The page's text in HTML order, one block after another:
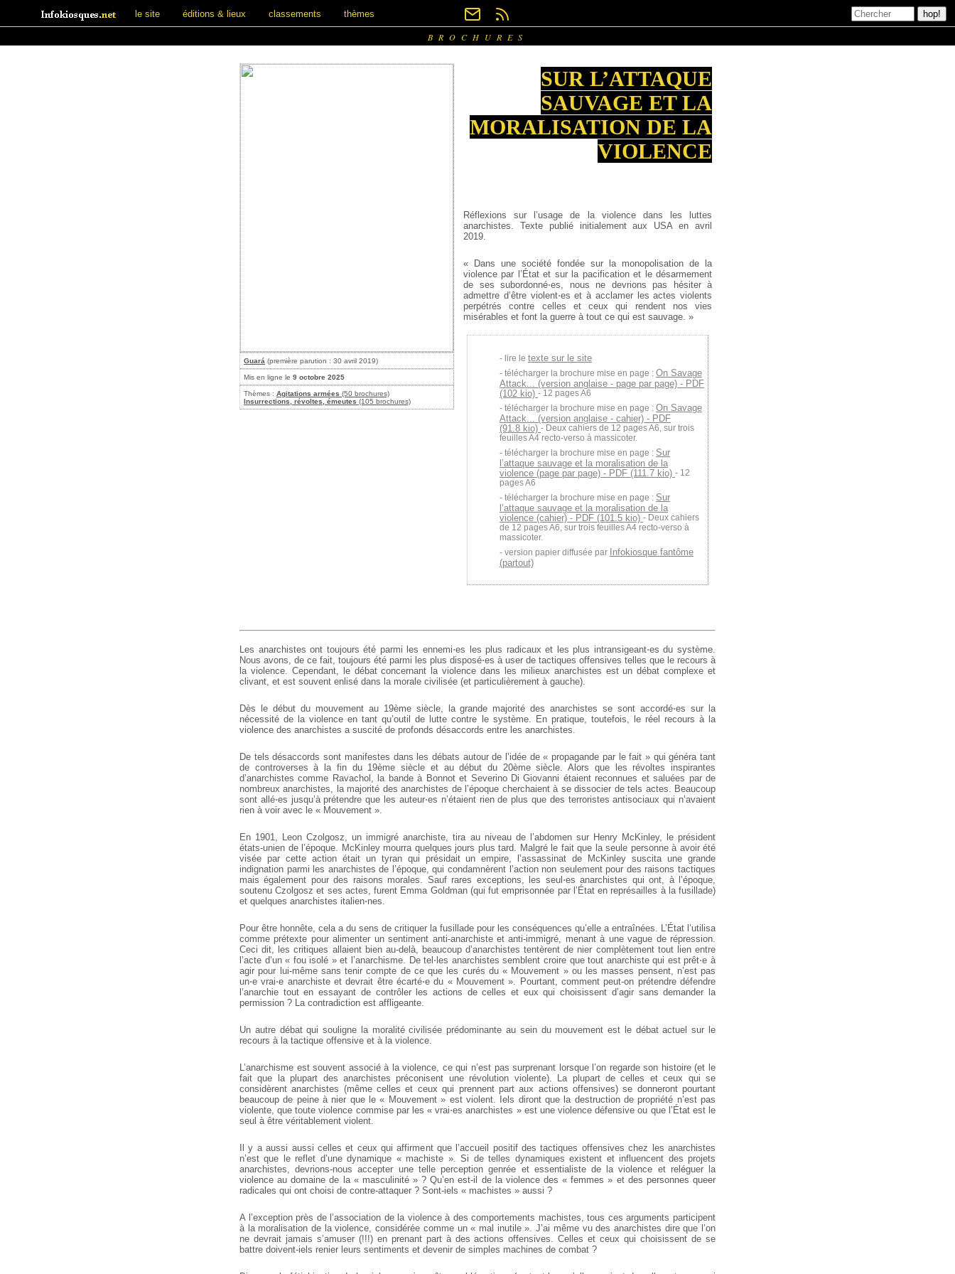
le site éditions & lieux classements thèmes
BROCHURES
Guará (première parution : 30 avril 2019)
Mis en ligne le 9 octobre 2025
Thèmes : Agitations armées (50 brochures)
Insurrections, révoltes, émeutes (105 brochures)
SUR L’ATTAQUE
SAUVAGE ET LA
MORALISATION DE LA
VIOLENCE
Réflexions sur l’usage de la violence dans les luttes
anarchistes. Texte publié initialement aux USA en avril
2019.
« Dans une société fondée sur la monopolisation de la
violence par l’État et sur la pacification et le désarmement
de ses subordonné⋅es, nous ne devrions pas hésiter à
admettre d’être violent⋅es et à acclamer les actes violents
perpétrés contre celles et ceux qui rendent nos vies
misérables et font la guerre à tout ce qui est sauvage. »
lire le texte sur le site
télécharger la brochure mise en page : On Savage
Attack... (version anglaise - page par page) - PDF
(102 kio) - 12 pages A6
télécharger la brochure mise en page : On Savage
Attack... (version anglaise - cahier) - PDF
(91.8 kio) - Deux cahiers de 12 pages A6, sur trois
feuilles A4 recto-verso à massicoter.
télécharger la brochure mise en page : Sur
l’attaque sauvage et la moralisation de la
violence (page par page) - PDF (111.7 kio) - 12
pages A6
télécharger la brochure mise en page : Sur
l’attaque sauvage et la moralisation de la
violence (cahier) - PDF (101.5 kio) - Deux cahiers
de 12 pages A6, sur trois feuilles A4 recto-verso à
massicoter.
version papier diffusée par Infokiosque fantôme
(partout)
Les anarchistes ont toujours été parmi les ennemi⋅es les plus radicaux et les plus intransigeant⋅es du système.
Nous avons, de ce fait, toujours été parmi les plus disposé⋅es à user de tactiques offensives telles que le recours à
la violence. Cependant, le débat concernant la violence dans les milieux anarchistes est un débat complexe et
clivant, et est souvent enlisé dans la morale civilisée (et particulièrement à gauche).
Dès le début du mouvement au 19ème siècle, la grande majorité des anarchistes se sont accordé⋅es sur la
nécessité de la violence en tant qu’outil de lutte contre le système. En pratique, toutefois, le réel recours à la
violence des anarchistes a suscité de profonds désaccords entre les anarchistes.
De tels désaccords sont manifestes dans les débats autour de l’idée de « propagande par le fait » qui généra tant
de controverses à la fin du 19ème siècle et au début du 20ème siècle. Alors que les révoltes inspirantes
d’anarchistes comme Ravachol, la bande à Bonnot et Severino Di Giovanni étaient reconnues et saluées par de
nombreux anarchistes, la majorité des anarchistes de l’époque cherchaient à se dissocier de tels actes. Beaucoup
sont allé⋅es jusqu’à prétendre que les auteur⋅es n’étaient rien de plus que des terroristes antisociaux qui n’avaient
rien à voir avec le « Mouvement ».
En 1901, Leon Czolgosz, un immigré anarchiste, tira au niveau de l’abdomen sur Henry McKinley, le président
états-unien de l’époque. McKinley mourra quelques jours plus tard. Malgré le fait que la seule personne à avoir été
visée par cette action était un tyran qui présidait un empire, l’assassinat de McKinley suscita une grande
indignation parmi les anarchistes de l’époque, qui condamnèrent l’action non seulement pour des raisons tactiques
mais également pour des raisons morales. Sauf rares exceptions, les seul⋅es anarchistes qui ont, à l’époque,
soutenu Czolgosz et ses actes, furent Emma Goldman (qui fut emprisonnée par l’État en représailles à la fusillade)
et quelques anarchistes italien⋅nes.
Pour être honnête, cela a du sens de critiquer la fusillade pour les conséquences qu’elle a entraînées. L’État l’utilisa
comme prétexte pour alimenter un sentiment anti-anarchiste et anti-immigré, menant à une vague de répression.
Ceci dit, les critiques allaient bien au-delà, beaucoup d’anarchistes tentèrent de nier complètement tout lien entre
l’acte d’un « fou isolé » et l’anarchisme. De tel⋅les anarchistes semblent croire que tout anarchiste qui est prêt⋅e à
agir pour lui-même sans tenir compte de ce que les curés du « Mouvement » ou les masses pensent, n’est pas
un⋅e vrai⋅e anarchiste et devrait être écarté⋅e du « Mouvement ». Pourtant, comment peut-on prétendre défendre
l’anarchie tout en essayant de contrôler les actions de celles et eux qui choisissent d’agir sans demander la
permission ? La contradiction est affligeante.
Un autre débat qui souligne la moralité civilisée prédominante au sein du mouvement est le débat actuel sur le
recours à la tactique offensive et à la violence.
L’anarchisme est souvent associé à la violence, ce qui n’est pas surprenant lorsque l’on regarde son histoire (et le
fait que la plupart des anarchistes préconisent une révolution violente). La plupart de celles et ceux qui se
considèrent anarchistes (même celles et ceux qui prennent part aux actions offensives) se donneront pourtant
beaucoup de peine à nier que le « Mouvement » est violent. Iels diront que la destruction de propriété n’est pas
violente, que toute violence commise par les « vrai⋅es anarchistes » est une violence défensive ou que l’État est le
seul à être véritablement violent.
Il y a aussi aussi celles et ceux qui affirment que l’accueil positif des tactiques offensives chez les anarchistes
n’est que le reflet d’une dynamique « machiste ». Si de telles dynamiques existent et influencent des projets
anarchistes, devrions-nous accepter une telle perception genrée et essentialiste de la violence et reléguer la
violence au domaine de la « masculinité » ? Qu’en est-il de la violence des « femmes » et des personnes queer
radicales qui ont choisi de contre-attaquer ? Sont-iels « machistes » aussi ?
A l’exception près de l’association de la violence à des comportements machistes, tous ces arguments participent
à la moralisation de la violence, considérée comme un « mal inutile ». J’ai même vu des anarchistes dire que l’on
ne devrait jamais s’amuser (!!!) en prenant part à des actions offensives. Celles et ceux qui choisissent de se
battre doivent-iels renier leurs sentiments et devenir de simples machines de combat ?